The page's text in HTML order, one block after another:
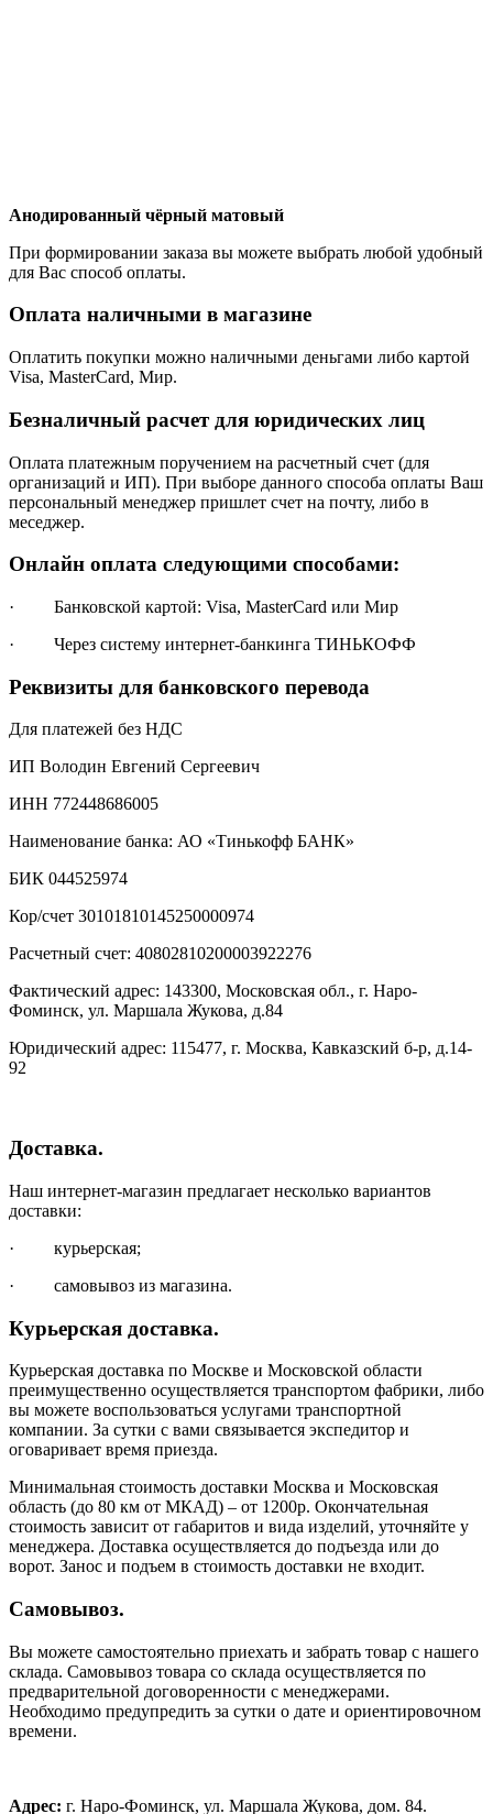
Анодированный чёрный матовый
При формировании заказа вы можете выбрать любой удобный
для Вас способ оплаты.
Оплата наличными в магазине
Оплатить покупки можно наличными деньгами либо картой
Visa, MasterCard, Мир.
Безналичный расчет для юридических лиц
Оплата платежным поручением на расчетный счет (для
организаций и ИП). При выборе данного способа оплаты Ваш
персональный менеджер пришлет счет на почту, либо в
меседжер.
Онлайн оплата следующими способами:
· Банковской картой: Visa, MasterCard или Мир
· Через систему интернет-банкинга ТИНЬКОФФ
Реквизиты для банковского перевода
Для платежей без НДС
ИП Володин Евгений Сергеевич
ИНН 772448686005
Наименование банка: АО «Тинькофф БАНК»
БИК 044525974
Кор/счет 30101810145250000974
Расчетный счет: 40802810200003922276
Фактический адрес: 143300, Московская обл., г. Наро-
Фоминск, ул. Маршала Жукова, д.84
Юридический адрес: 115477, г. Москва, Кавказский б-р, д.14-
92
Доставка.
Наш интернет-магазин предлагает несколько вариантов
доставки:
· курьерская;
· самовывоз из магазина.
Курьерская доставка.
Курьерская доставка по Москве и Московской области
преимущественно осуществляется транспортом фабрики, либо
вы можете воспользоваться услугами транспортной
компании. За сутки с вами связывается экспедитор и
оговаривает время приезда.
Минимальная стоимость доставки Москва и Московская
область (до 80 км от МКАД) – от 1200р. Окончательная
стоимость зависит от габаритов и вида изделий, уточняйте у
менеджера. Доставка осуществляется до подъезда или до
ворот. Занос и подъем в стоимость доставки не входит.
Самовывоз.
Вы можете самостоятельно приехать и забрать товар с нашего
склада. Самовывоз товара со склада осуществляется по
предварительной договоренности с менеджерами.
Необходимо предупредить за сутки о дате и ориентировочном
времени.
Адрес: г. Наро-Фоминск, ул. Маршала Жукова, дом. 84.